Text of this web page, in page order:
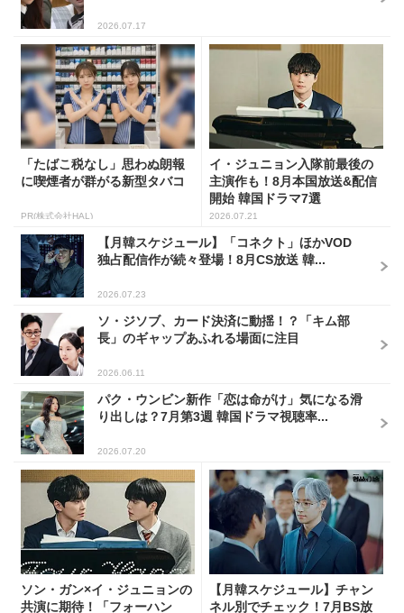
2026.07.17
「たばこ税なし」思わぬ朗報
に喫煙者が群がる新型タバコ
PR(株式会社HAL)
イ・ジュニョン入隊前最後の
主演作も！8月本国放送&配信
開始 韓国ドラマ7選
2026.07.21
【月韓スケジュール】「コネクト」ほかVOD
独占配信作が続々登場！8月CS放送 韓...
2026.07.23
ソ・ジソブ、カード決済に動揺！？「キム部
長」のギャップあふれる場面に注目
2026.06.11
パク・ウンビン新作「恋は命がけ」気になる滑
り出しは？7月第3週 韓国ドラマ視聴率...
2026.07.20
ソン・ガン×イ・ジュニョンの
共演に期待！「フォーハン
【月韓スケジュール】チャン
ネル別でチェック！7月BS放